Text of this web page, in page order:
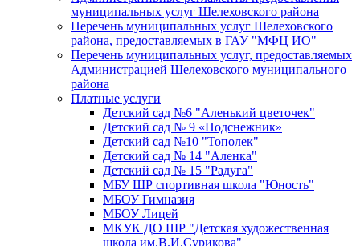
муниципальных услуг Шелеховского района
Перечень муниципальных услуг Шелеховского
района, предоставляемых в ГАУ "МФЦ ИО"
Перечень муниципальных услуг, предоставляемых
Администрацией Шелеховского муниципального
района
Платные услуги
Детский сад №6 "Аленький цветочек"
Детский сад № 9 «Подснежник»
Детский сад №10 "Тополек"
Детский сад № 14 "Аленка"
Детский сад № 15 "Радуга"
МБУ ШР спортивная школа "Юность"
МБОУ Гимназия
МБОУ Лицей
МКУК ДО ШР "Детская художественная
школа им.В.И.Сурикова"